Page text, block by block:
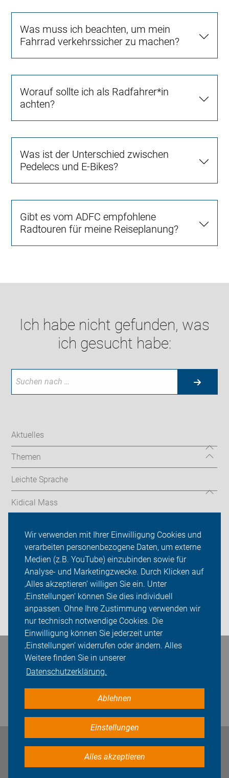
Wir verwenden mit Ihrer Einwilligung Cookies und
verarbeiten personenbezogene Daten, um externe
Medien (z.B. YouTube) einzubinden sowie für
Analyse- und Marketingzwecke. Durch Klicken auf
‚Alles akzeptieren‘ willigen Sie ein. Unter
‚Einstellungen‘ können Sie dies individuell
anpassen. Ohne Ihre Zustimmung verwenden wir
nur technisch notwendige Cookies. Die
Einwilligung können Sie jederzeit unter
‚Einstellungen‘ widerrufen oder ändern. Alles
Weitere finden Sie in unserer
Datenschutzerklärung.
Ablehnen
Einstellungen
Alles akzeptieren
Was muss ich beachten, um mein
Fahrrad verkehrssicher zu machen?
Worauf sollte ich als Radfahrer*in
achten?
Was ist der Unterschied zwischen
Pedelecs und E-Bikes?
Gibt es vom ADFC empfohlene
Radtouren für meine Reiseplanung?
Ich habe nicht gefunden, was
ich gesucht habe:
Aktuelles
Themen
Leichte Sprache
Kidical Mass
ADFC auf den Fildern
Sei dabei
Presse
Login
Bleiben Sie in Kontakt